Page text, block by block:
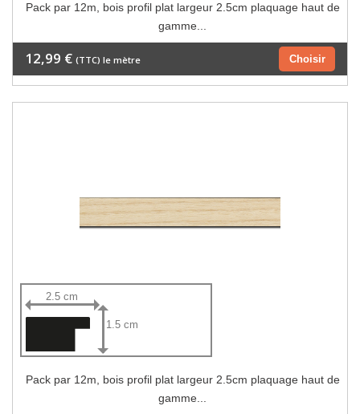
Pack par 12m, bois profil plat largeur 2.5cm plaquage haut de
gamme...
Choisir
12,99 € (TTC) le mètre
2.5 cm
1.5 cm
Pack par 12m, bois profil plat largeur 2.5cm plaquage haut de
gamme...